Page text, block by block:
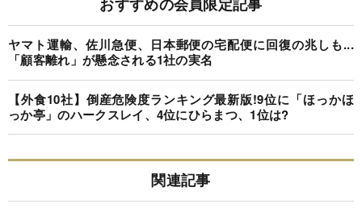
ヤマト運輸、佐川急便、日本郵便の宅配便に回復の兆しも...
「顧客離れ」が懸念される1社の実名
【外食10社】倒産危険度ランキング最新版!9位に「ほっかほ
っか亭」のハークスレイ、4位にひらまつ、1位は?
関連記事